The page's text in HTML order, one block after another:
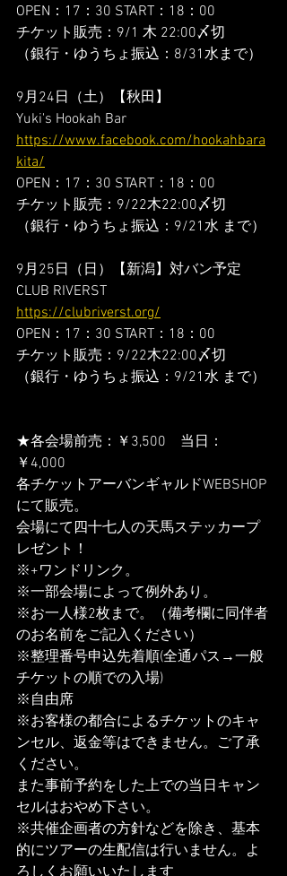
OPEN：17：30 START：18：00
チケット販売：9/1 木 22:00〆切
（銀行・ゆうちょ振込：8/31水まで）
9月24日（土）【秋田】
Yuki's Hookah Bar
https://www.facebook.com/hookahbara
kita/
OPEN：17：30 START：18：00
チケット販売：9/22木22:00〆切
（銀行・ゆうちょ振込：9/21水 まで）
9月25日（日）【新潟】対バン予定
CLUB RIVERST
https://clubriverst.org/
OPEN：17：30 START：18：00
チケット販売：9/22木22:00〆切
（銀行・ゆうちょ振込：9/21水 まで）
★各会場前売：￥3,500　当日：
￥4,000
各チケットアーバンギャルドWEBSHOP
にて販売。
会場にて四十七人の天馬ステッカープ
レゼント！
※+ワンドリンク。
※一部会場によって例外あり。
※お一人様2枚まで。（備考欄に同伴者
のお名前をご記入ください）
※整理番号申込先着順(全通パス→一般
チケットの順での入場)
※自由席
※お客様の都合によるチケットのキャ
ンセル、返金等はできません。ご了承
ください。
また事前予約をした上での当日キャン
セルはおやめ下さい。
※共催企画者の方針などを除き、基本
的にツアーの生配信は行いません。よ
ろしくお願いいたします